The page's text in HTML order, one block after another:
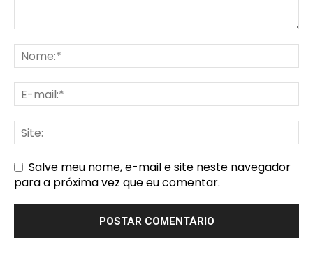
Salve meu nome, e-mail e site neste navegador
para a próxima vez que eu comentar.